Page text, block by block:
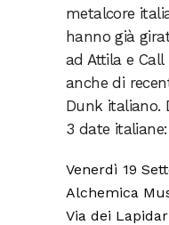
metalcore
hanno già
ad Attila e
anche di
Dunk italiano.
3 date italiane:
Venerdì 19
Alchemica
Via dei